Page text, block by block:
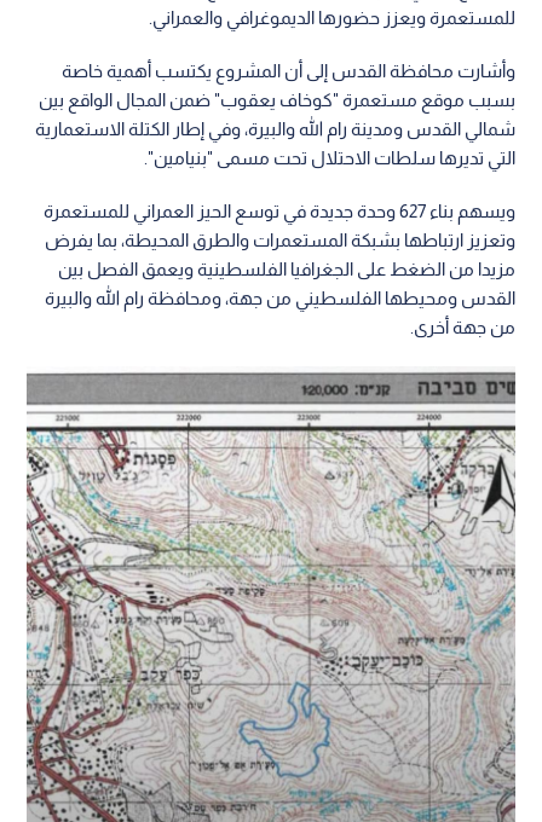
للمستعمرة ويعزز حضورها الديموغرافي والعمراني.
وأشارت محافظة القدس إلى أن المشروع يكتسب أهمية خاصة
بسبب موقع مستعمرة "كوخاف يعقوب" ضمن المجال الواقع بين
شمالي القدس ومدينة رام الله والبيرة، وفي إطار الكتلة الاستعمارية
التي تديرها سلطات الاحتلال تحت مسمى "بنيامين".
ويسهم بناء 627 وحدة جديدة في توسع الحيز العمراني للمستعمرة
وتعزيز ارتباطها بشبكة المستعمرات والطرق المحيطة، بما يفرض
مزيدا من الضغط على الجغرافيا الفلسطينية ويعمق الفصل بين
القدس ومحيطها الفلسطيني من جهة، ومحافظة رام الله والبيرة
من جهة أخرى.